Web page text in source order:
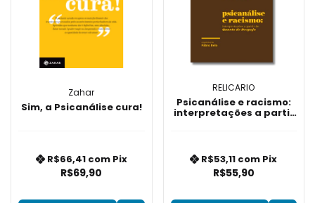
Zahar
Sim, a Psicanálise cura!
R$69,90
R$66,41 com Pix
RELICARIO
Psicanálise e racismo:
interpretações a partir
R$55,90
R$53,11 com Pix